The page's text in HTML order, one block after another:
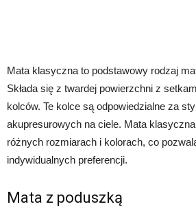
Mata klasyczna to podstawowy rodzaj
Składa się z twardej powierzchni z
kolców. Te kolce są odpowiedzialne za
akupresurowych na ciele. Mata
różnych rozmiarach i kolorach, co
indywidualnych preferencji.
Mata z poduszką